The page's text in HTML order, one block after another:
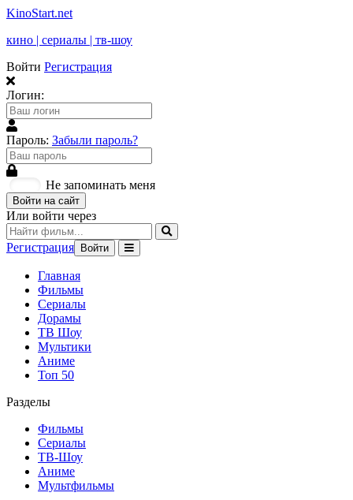
KinoStart.net
кино | сериалы | тв-шоу
Войти Регистрация
Логин:
Пароль: Забыли пароль?
Не запоминать меня
Войти на сайт
Или войти через
Регистрация Войти
Главная
Фильмы
Сериалы
Дорамы
ТВ Шоу
Мультики
Аниме
Топ 50
Разделы
Фильмы
Сериалы
ТВ-Шоу
Аниме
Мультфильмы